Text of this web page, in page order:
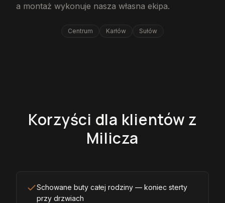
a montaż wykonuje nasza własna ekipa.
Centrum Karłów Sułów
Korzyści dla klientów z
Milicza
Schowane buty całej rodziny — koniec sterty
przy drzwiach